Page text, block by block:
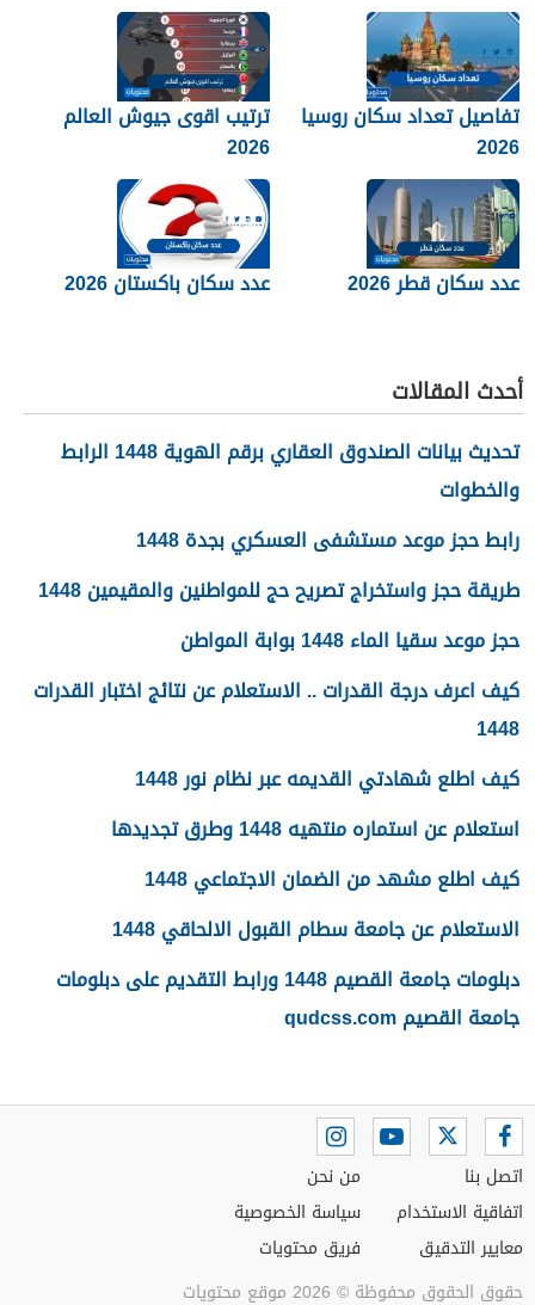
تفاصيل تعداد سكان روسيا
2026
ترتيب اقوى جيوش العالم
2026
عدد سكان قطر 2026 عدد سكان باكستان 2026
أحدث المقالات
تحديث بيانات الصندوق العقاري برقم الهوية 1448 الرابط
والخطوات
رابط حجز موعد مستشفى العسكري بجدة 1448
طريقة حجز واستخراج تصريح حج للمواطنين والمقيمين 1448
حجز موعد سقيا الماء 1448 بوابة المواطن
كيف اعرف درجة القدرات .. الاستعلام عن نتائج اختبار القدرات
1448
كيف اطلع شهادتي القديمه عبر نظام نور 1448
استعلام عن استماره منتهيه 1448 وطرق تجديدها
كيف اطلع مشهد من الضمان الاجتماعي 1448
الاستعلام عن جامعة سطام القبول الالحاقي 1448
دبلومات جامعة القصيم 1448 ورابط التقديم على دبلومات
جامعة القصيم qudcss.com
اتصل بنا
اتفاقية الاستخدام
معايير التدقيق
من نحن
سياسة الخصوصية
فريق محتويات
حقوق الحقوق محفوظة © 2026 موقع محتويات